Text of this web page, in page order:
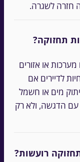
חזרה לשגרה.
תחזוקה?
או אזורים
לדיירים אם
מים או חשמל
עם הדגשה, ולא רק
רועשות?